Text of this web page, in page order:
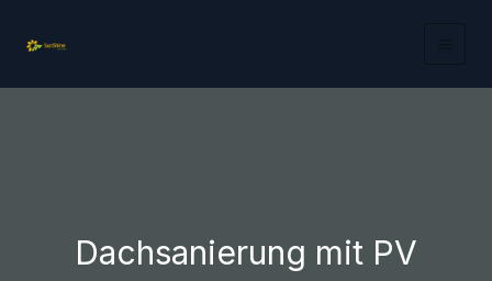
Inhalt
Dachsanierung mit PV